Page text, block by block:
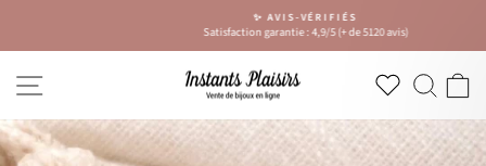
contenu
Diaporama
Pause
✨ AVIS-VÉRIFIÉS
Satisfaction garantie : 4,9/5 (+ de 5120 avis)